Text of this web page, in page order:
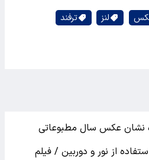
لنز
ترفند
نشان عکس سال مطبوعاتی
از نور و دوربین / فیلم